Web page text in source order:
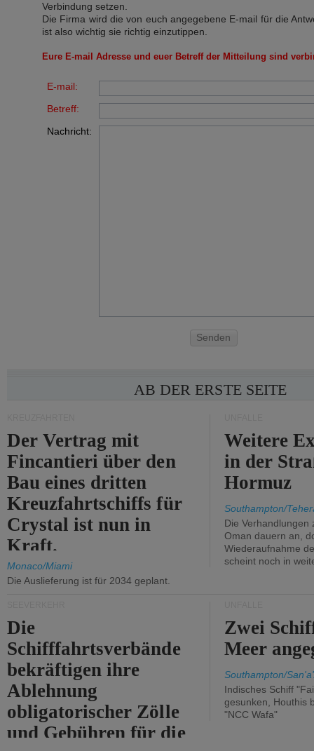
Verbindung setzen.
Die Firma wird die von euch angegebene E-mail für die
ist also wichtig sie richtig einzutippen.
Eure E-mail Adresse und euer Betreff der Mitteilung sind
E-mail:
Betreff:
Nachricht:
Senden
AB DER ERSTE SEITE
Der Vertrag mit
Fincantieri über den
Bau eines dritten
Kreuzfahrtschiffs für
Crystal ist nun in
Kraft.
Monaco/Miami
Die Auslieferung ist für 2034 geplant.
Weitere
in der
Hormuz
Southampton/
Die Verhandlungen
Oman dauern an,
Wiederaufnahme
scheint noch in
Die
Schifffahrtsverbände
bekräftigen ihre
Ablehnung
obligatorischer Zölle
und Gebühren für die
Zwei
Meer
Southampton/
Indisches Schiff
gesunken, Houthis
"NCC Wafa"